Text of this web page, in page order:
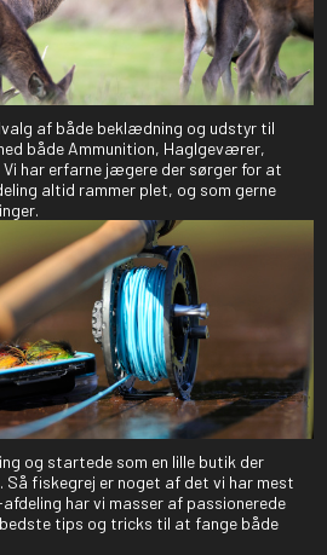
af både beklædning og udstyr til
både Ammunition, Haglgeværer,
har erfarne jægere der sørger for at
altid rammer plet, og som gerne
og startede som en lille butik der
Så fiskegrej er noget af det vi har mest
har vi masser af passionerede
tips og tricks til at fange både